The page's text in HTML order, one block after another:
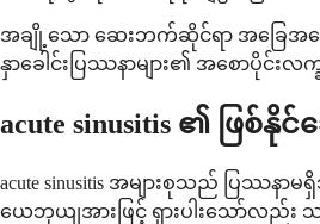
အချို့သော ဆေးဘက်ဆိုင်ရာ အခြေအနေမ
နှာခေါင်းပြဿနာများ၏ အစောပိုင်း
acute sinusitis ၏ ဖြစ်နို
acute sinusitis အများစုသည် ပြဿန
ယေဘုယျအားဖြင့် ရှားပါးသော်လည်း